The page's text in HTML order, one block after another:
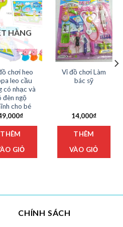
HÀNG
chơi heo
leo cầu
có nhạc và
đèn ngộ
cho bé
₫
THÊM
GIỎ
Vỉ đồ chơi Làm
bác sỹ
14,000₫
THÊM
VÀO GIỎ
CHÍNH SÁCH